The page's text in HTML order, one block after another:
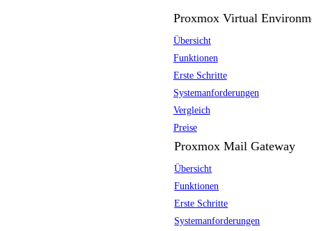
Proxmox Virtual
Übersicht
Funktionen
Erste Schritte
Systemanforderungen
Vergleich
Preise
Proxmox Mail Gateway
Übersicht
Funktionen
Erste Schritte
Systemanforderungen